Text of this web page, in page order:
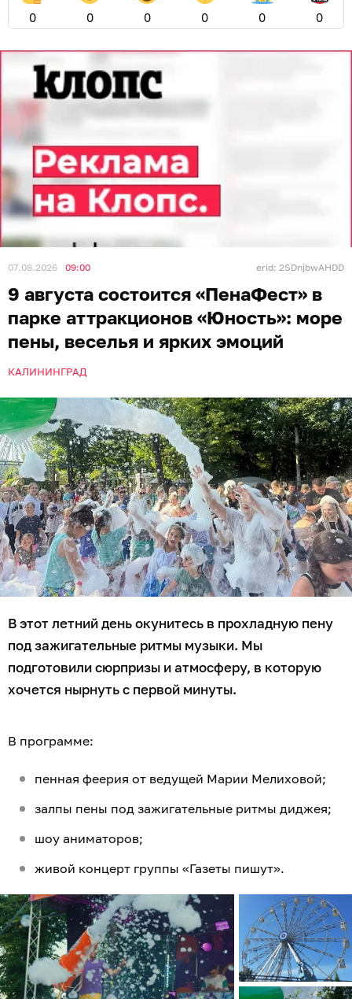
0 0 0 0 0 0
07.08.2026 09:00 erid: 2SDnjbwAHDD
9 августа состоится «ПенаФест» в
парке аттракционов «Юность»: море
пены, веселья и ярких эмоций
КАЛИНИНГРАД
В этот летний день окунитесь в прохладную пену
под зажигательные ритмы музыки. Мы
подготовили сюрпризы и атмосферу, в которую
хочется нырнуть с первой минуты.
В программе:
пенная феерия от ведущей Марии Мелиховой;
залпы пены под зажигательные ритмы диджея;
шоу аниматоров;
живой концерт группы «Газеты пишут».